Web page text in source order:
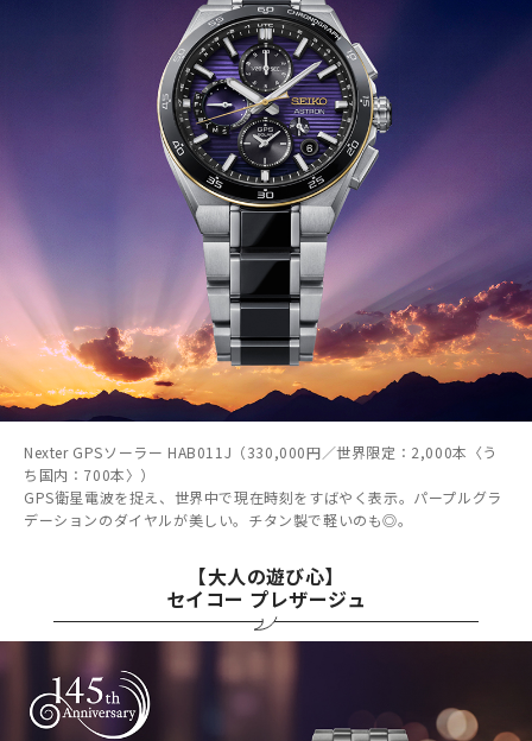
Nexter GPSソーラー HAB011J（330,000円／世界限定：2,000本〈う
ち国内：700本〉）
GPS衛星電波を捉え、世界中で現在時刻をすばやく表示。パープルグラ
デーションのダイヤルが美しい。チタン製で軽いのも◎。
【大人の遊び心】
セイコー プレザージュ